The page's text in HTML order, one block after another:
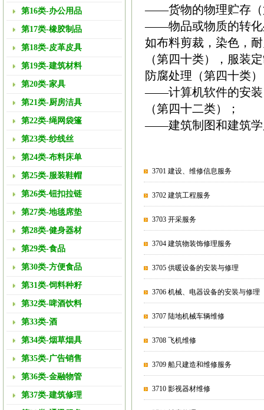
第16类-办公用品
第17类-橡胶制品
第18类-皮革皮具
第19类-建筑材料
第20类-家具
第21类-厨房洁具
第22类-绳网袋篷
第23类-纱线丝
第24类-布料床单
第25类-服装鞋帽
第26类-钮扣拉链
第27类-地毯席垫
第28类-健身器材
第29类-食品
第30类-方便食品
第31类-饲料种籽
第32类-啤酒饮料
第33类-酒
第34类-烟草烟具
第35类-广告销售
第36类-金融物管
第37类-建筑修理
——货物的物理贮存（
——物品或物质的转化
如布料剪裁，染色，
（第四十类），服装
防腐处理（第四十类
——计算机软件的安装
（第四十二类）；
——建筑制图和建筑学
3701 建设、维修信息服务
3702 建筑工程服务
3703 开采服务
3704 建筑物装饰修理服务
3705 供暖设备的安装与修理
3706 机械、电器设备的安装与修理
3707 陆地机械车辆维修
3708 飞机维修
3709 船只建造和维修服务
3710 影视器材维修